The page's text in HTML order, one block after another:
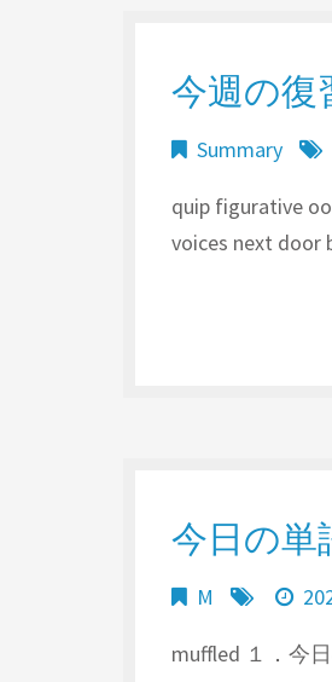
今週の復
Summary
quip figurative
voices next door
今日の単
M
muffled １．今